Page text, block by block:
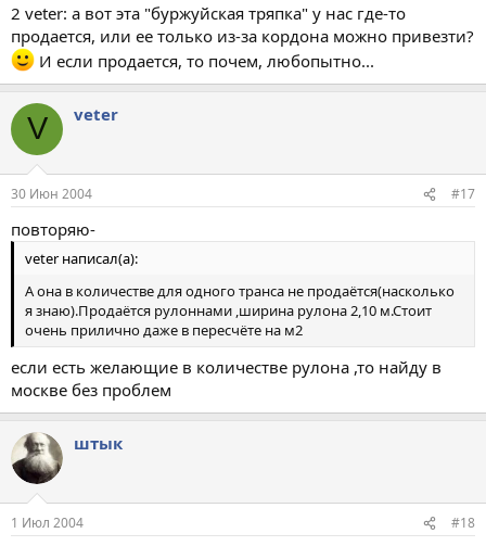
2 veter: а вот эта "буржуйская тряпка" у нас где-то
продается, или ее только из-за кордона можно привезти?
И если продается, то почем, любопытно...
V veter
30 Июн 2004 #17
повторяю-
veter написал(а):
А она в количестве для одного транса не продаётся(насколько
я знаю).Продаётся рулоннами ,ширина рулона 2,10 м.Стоит
очень прилично даже в пересчёте на м2
если есть желающие в количестве рулона ,то найду в
москве без проблем
штык
1 Июл 2004 #18